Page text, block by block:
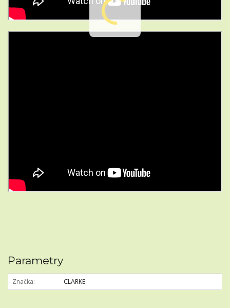
Parametry
Značka CLARKE